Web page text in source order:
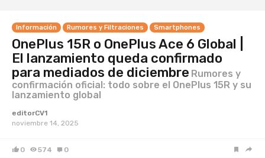
Información Rumores y Filtraciones Smartphones
OnePlus 15R o OnePlus Ace 6 Global |
El lanzamiento queda confirmado
para mediados de diciembre Rumores y
confirmación oficial: todo sobre el OnePlus 15R y su
lanzamiento global
editorCV1
noviembre 14, 2025
0 574 0